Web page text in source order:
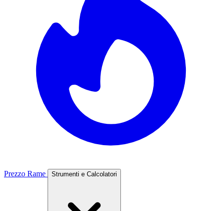
Prezzo Rame Strumenti e Calcolatori